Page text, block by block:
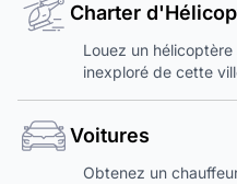
Charter
Louez un
inexploré de cette
Voitures
Obtenez un